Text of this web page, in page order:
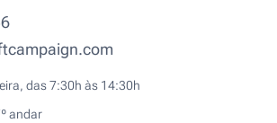
das 7:30h às 14:30h
andar